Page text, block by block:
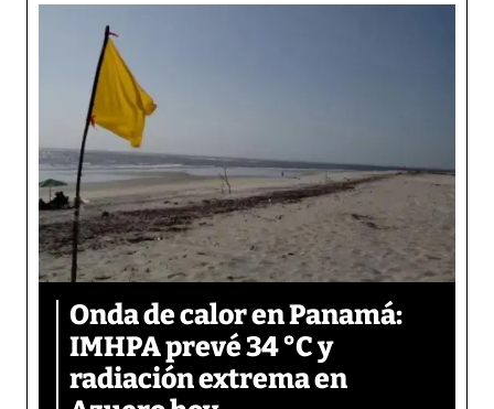
Onda de calor en Panamá:
IMHPA prevé 34 °C y
radiación extrema en